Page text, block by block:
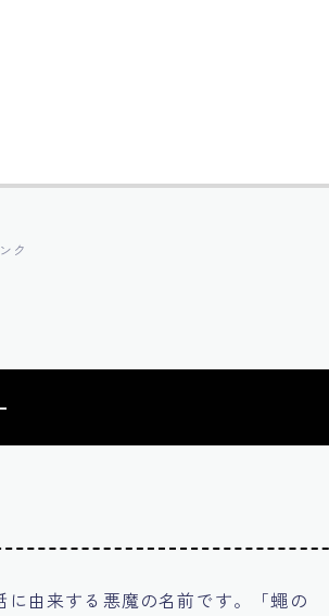
ク
由来する悪魔の名前です。「蠅の